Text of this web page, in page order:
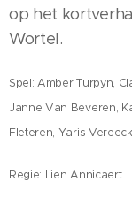
op het
Wortel.
Spel: Amber Turpyn,
Janne Van Beveren,
Fleteren, Yaris
Regie: Lien Annicaert